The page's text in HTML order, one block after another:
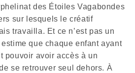
des Étoiles Vagabondes
sur lesquels le créatif
travailla. Et ce n’est pas un
que chaque enfant ayant
pouvoir avoir accès à un
se retrouver seul dehors. À